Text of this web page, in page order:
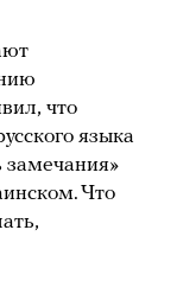
что
языка
замечания»
Что